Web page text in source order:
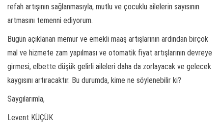
refah artışının sağlanmasıyla, mutlu ve çocuklu ailelerin sayısının
artmasını temenni ediyorum.
Bugün açıklanan memur ve emekli maaş artışlarının ardından birçok
mal ve hizmete zam yapılması ve otomatik fiyat artışlarının devreye
girmesi, elbette düşük gelirli aileleri daha da zorlayacak ve gelecek
kaygısını artıracaktır. Bu durumda, kime ne söylenebilir ki?
Saygılarımla,
Levent KÜÇÜK